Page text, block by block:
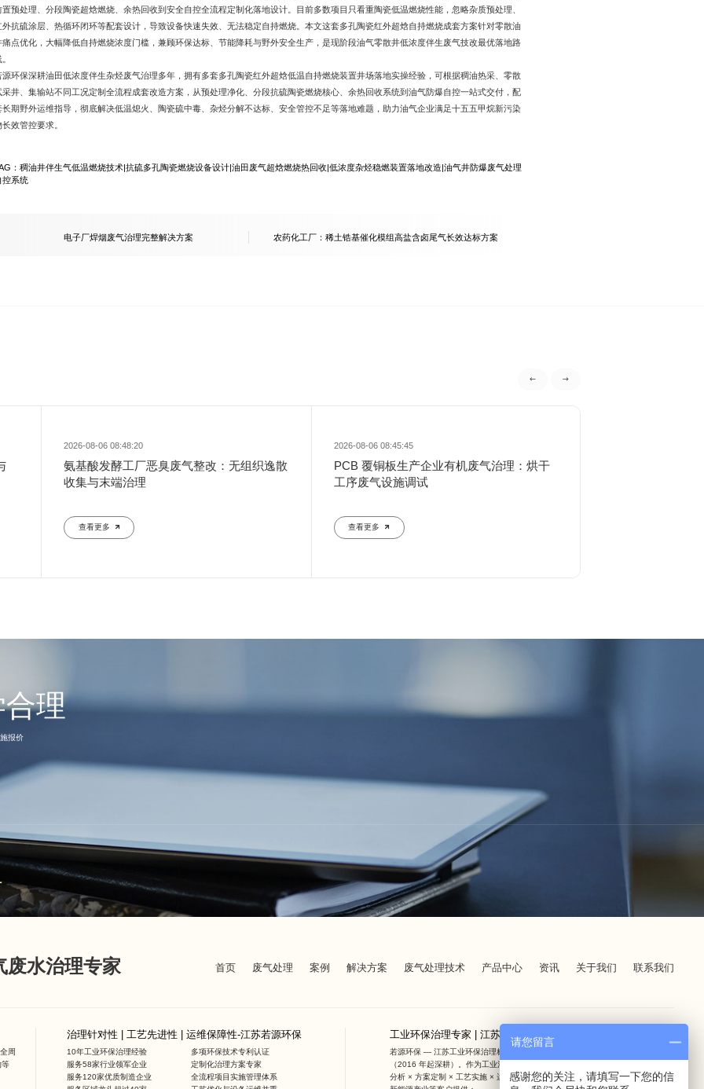
置预处理、分段陶瓷超焓燃烧、余热回收到安全自控全流程定制化落地设计。目前多数项目只看重陶瓷低温燃烧性能，忽略杂质预处理、
外抗硫涂层、热循环闭环等配套设计，导致设备快速失效、无法稳定自持燃烧。本文这套多孔陶瓷红外超焓自持燃烧成套方案针对零散油
痛点优化，大幅降低自持燃烧浓度门槛，兼顾环保达标、节能降耗与野外安全生产，是现阶段油气零散井低浓度伴生废气技改最优落地路
源环保深耕油田低浓度伴生杂烃废气治理多年，拥有多套多孔陶瓷红外超焓低温自持燃烧装置井场落地实操经验，可根据稠油热采、零散
采井、集输站不同工况定制全流程成套改造方案，从预处理净化、分段抗硫陶瓷燃烧核心、余热回收系统到油气防爆自控一站式交付，配
长期野外运维指导，彻底解决低温熄火、陶瓷硫中毒、杂烃分解不达标、安全管控不足等落地难题，助力油气企业满足十五五甲烷新污染
长效管控要求。
：稠油井伴生气低温燃烧技术 |抗硫多孔陶瓷燃烧设备设计 |油田废气超焓燃烧热回收 |低浓度杂烃稳燃装置落地改造 |油气井防爆废气处理
控系统
电子厂焊烟废气治理完整解决方案 农药化工厂：稀土锆基催化模组高盐含卤尾气长效达标方案
2026-08-06 08:48:20
氨基酸发酵工厂恶臭废气整改：无组织逸散
收集与末端治理
查看更多
2026-08-06 08:45:45
PCB 覆铜板生产企业有机废气治理：烘干
工序废气设施调试
查看更多
理
报价
废水治理专家 首页 废气处理 案例 解决方案 废气处理技术 产品中心 资讯 关于我们 联系我们
周
等
治理针对性 | 工艺先进性 | 运维保障性-江苏若源环保
10年工业环保治理经验
服务58家行业领军企业
服务120家优质制造企业
多项环保技术专利认证
定制化治理方案专家
全流程项目实施管理体系
工业环保治理专家 | 江苏若源环保提供定制化方案
若源环保 — 江苏工业环保治理标杆，10 年专注工业废气废水全流程治理服务
（2016 年起深耕）。作为工业污染治理 + 全周期运维整合服务商，我们通过勘察
分析 × 方案定制 × 工艺实施 × 运维保障四维一体服务，为化工企业、电子制造、
请您留言
感谢您的关注，请填写一下您的信